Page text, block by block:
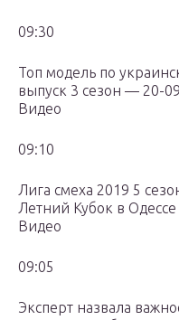
09:30
Топ модель по
выпуск 3 сезон — 20-
Видео
09:10
Лига смеха 2019 5
Летний Кубок в Одессе
Видео
09:05
Эксперт назвала